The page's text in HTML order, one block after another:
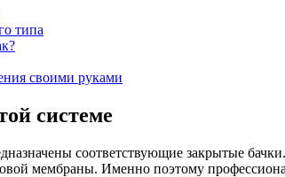
типа
своими руками
системе
соответствующие закрытые
мембраны. Именно поэтому